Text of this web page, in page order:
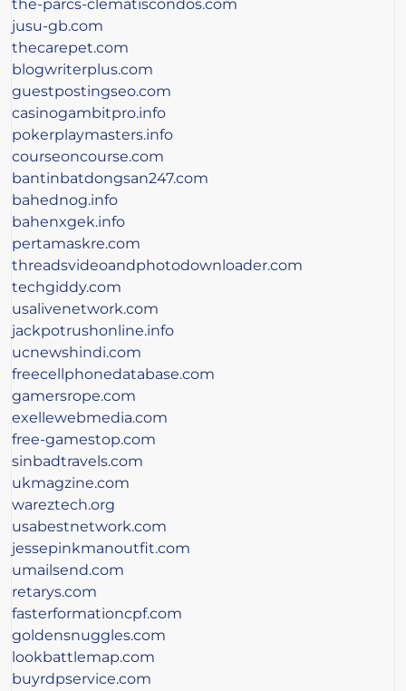
the-parcs-clematiscondos.com
jusu-gb.com
thecarepet.com
blogwriterplus.com
guestpostingseo.com
casinogambitpro.info
pokerplaymasters.info
courseoncourse.com
bantinbatdongsan247.com
bahednog.info
bahenxgek.info
pertamaskre.com
threadsvideoandphotodownloader.com
techgiddy.com
usalivenetwork.com
jackpotrushonline.info
ucnewshindi.com
freecellphonedatabase.com
gamersrope.com
exellewebmedia.com
free-gamestop.com
sinbadtravels.com
ukmagzine.com
wareztech.org
usabestnetwork.com
jessepinkmanoutfit.com
umailsend.com
retarys.com
fasterformationcpf.com
goldensnuggles.com
lookbattlemap.com
buyrdpservice.com